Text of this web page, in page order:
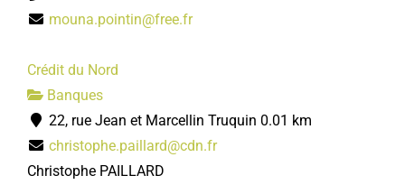
mouna.pointin@free.fr
Crédit du Nord
Banques
22, rue Jean et Marcellin Truquin 0.01 km
christophe.paillard@cdn.fr
Christophe PAILLARD